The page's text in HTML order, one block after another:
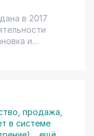
в 2017
и
продажа,
в системе